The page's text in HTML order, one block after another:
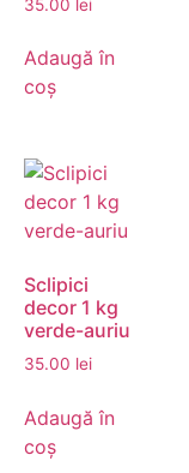
35.00 lei
Adaugă în
coș
Sclipici
decor 1 kg
verde-auriu
35.00 lei
Adaugă în
coș